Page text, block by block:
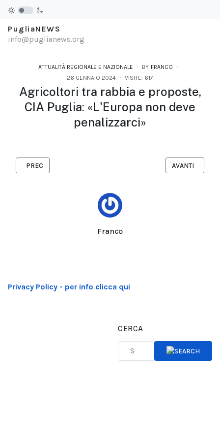
PugliaNEWS
info@puglianews.org
ATTUALITÀ REGIONALE E NAZIONALE BY FRANCO
26 GENNAIO 2024
VISITE: 617
Agricoltori tra rabbia e proposte,
CIA Puglia: «L'Europa non deve
penalizzarci»
Franco
ARTICOLO PRECEDENTE: INTERVISTA A MARCO GERMANI
PREC ARTICOLO
AVANTI
Privacy Policy - per info clicca qui
CERCA